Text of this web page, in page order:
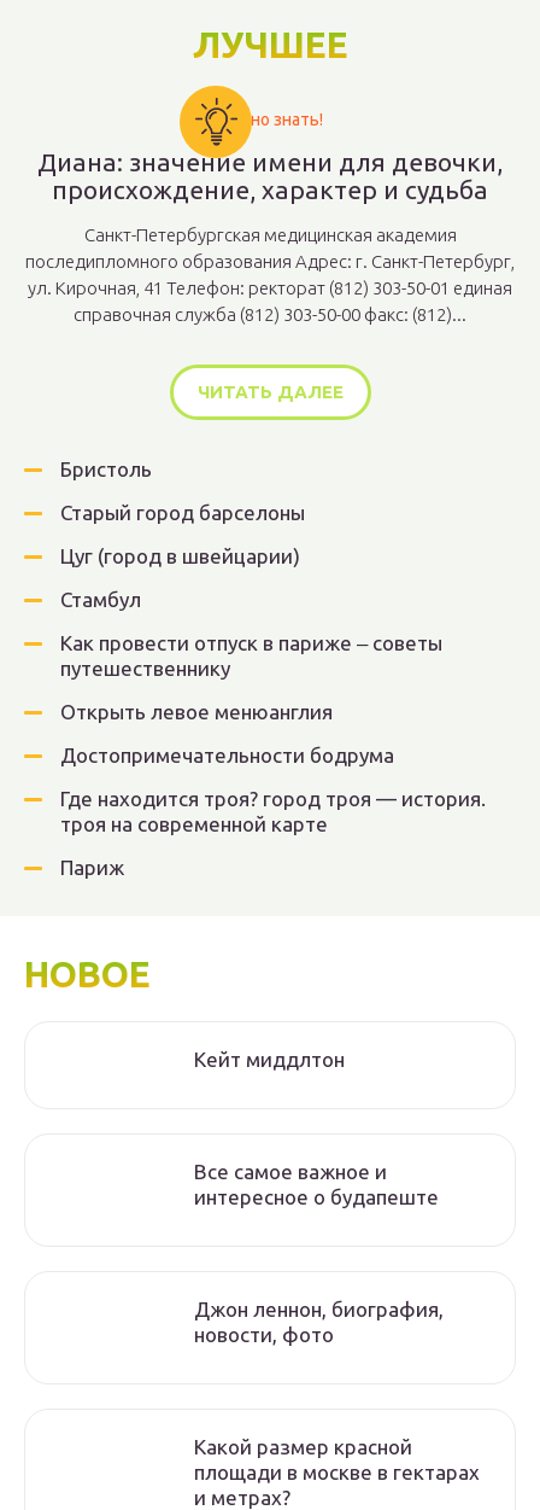
ЛУЧШЕЕ
Важно знать!
Диана: значение имени для девочки,
происхождение, характер и судьба
Санкт-Петербургская медицинская академия
последипломного образования Адрес: г. Санкт-Петербург,
ул. Кирочная, 41 Телефон: ректорат (812) 303-50-01 единая
справочная служба (812) 303-50-00 факс: (812)...
ЧИТАТЬ ДАЛЕЕ
Бристоль
Старый город барселоны
Цуг (город в швейцарии)
Стамбул
Как провести отпуск в париже ‒ советы
путешественнику
Открыть левое менюанглия
Достопри­меча­тель­ности бодрума
Где находится троя? город троя — история.
троя на современной карте
Париж
НОВОЕ
Кейт миддлтон
Все самое важное и
интересное о будапеште
Джон леннон, биография,
новости, фото
Какой размер красной
площади в москве в гектарах
и метрах?